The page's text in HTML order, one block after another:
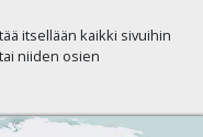
itsellään kaikki sivuihin
niiden osien